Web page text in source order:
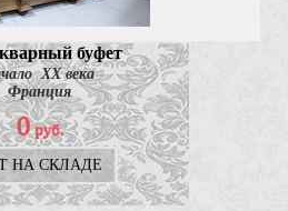
буфет
ХХ века
Франция
0 руб.
НА СКЛАДЕ